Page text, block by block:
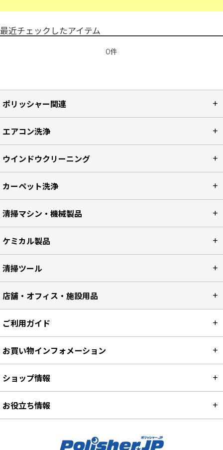
最近チェックしたアイテム
0件
ポリッシャー関連
エアコン洗浄
ウインドウクリーニング
カーペット洗浄
清掃マシン・機械製品
ケミカル製品
清掃ツール
店舗・オフィス・施設用品
ご利用ガイド
お買い物インフォメーション
ショップ情報
お役立ち情報